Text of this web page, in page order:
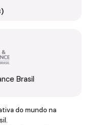
Brasil
do mundo na